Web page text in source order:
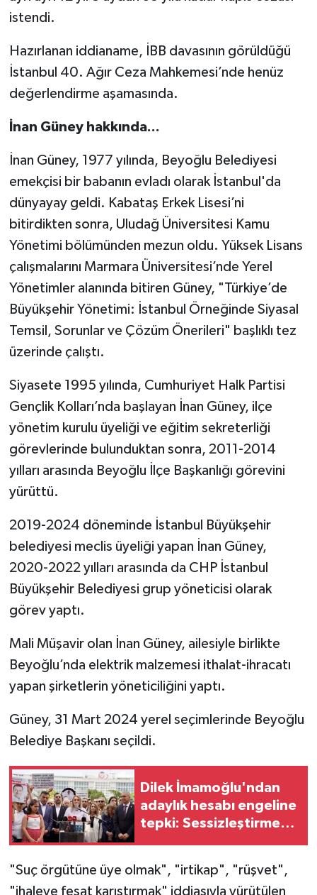
istendi.
Hazırlanan iddianame, İBB davasının görüldüğü
İstanbul 40. Ağır Ceza Mahkemesi’nde henüz
değerlendirme aşamasında.
İnan Güney hakkında...
İnan Güney, 1977 yılında, Beyoğlu Belediyesi
emekçisi bir babanın evladı olarak İstanbul'da
dünyayay geldi. Kabataş Erkek Lisesi’ni
bitirdikten sonra, Uludağ Üniversitesi Kamu
Yönetimi bölümünden mezun oldu. Yüksek Lisans
çalışmalarını Marmara Üniversitesi’nde Yerel
Yönetimler alanında bitiren Güney, "Türkiye’de
Büyükşehir Yönetimi: İstanbul Örneğinde Siyasal
Temsil, Sorunlar ve Çözüm Önerileri" başlıklı tez
üzerinde çalıştı.
Siyasete 1995 yılında, Cumhuriyet Halk Partisi
Gençlik Kolları’nda başlayan İnan Güney, ilçe
yönetim kurulu üyeliği ve eğitim sekreterliği
görevlerinde bulunduktan sonra, 2011-2014
yılları arasında Beyoğlu İlçe Başkanlığı görevini
yürüttü.
2019-2024 döneminde İstanbul Büyükşehir
belediyesi meclis üyeliği yapan İnan Güney,
2020-2022 yılları arasında da CHP İstanbul
Büyükşehir Belediyesi grup yöneticisi olarak
görev yaptı.
Mali Müşavir olan İnan Güney, ailesiyle birlikte
Beyoğlu’nda elektrik malzemesi ithalat-ihracatı
yapan şirketlerin yöneticiliğini yaptı.
Güney, 31 Mart 2024 yerel seçimlerinde Beyoğlu
Belediye Başkanı seçildi.
Dilek İmamoğlu'ndan
adaylık hesabı engeline
tepki: Sessizleştirme
"Suç örgütüne üye olmak", "irtikap", "rüşvet",
"ihaleye fesat karıştırmak" iddiasıyla yürütülen